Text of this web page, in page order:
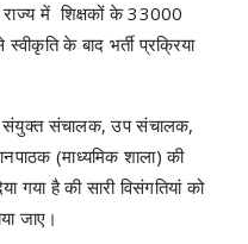
राज्य में शिक्षकों के 33000
के बाद भर्ती प्रक्रिया
संयुक्त संचालक, उप संचालक,
(माध्यमिक शाला) की
गया है की सारी विसंगतियां को
जाए।